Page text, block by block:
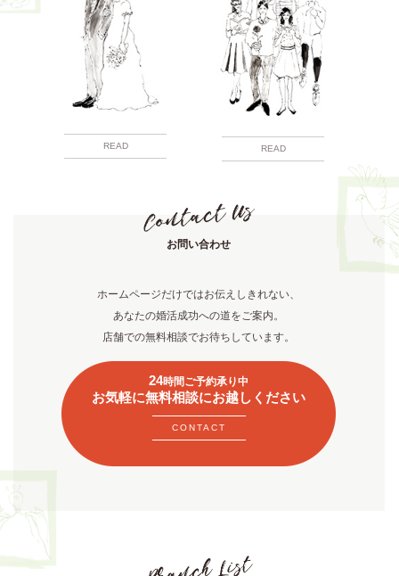
READ READ
お問い合わせ
ホームページだけではお伝えしきれない、
あなたの婚活成功への道をご案内。
店舗での無料相談でお待ちしています。
24時間ご予約承り中
お気軽に無料相談にお越しください
CONTACT